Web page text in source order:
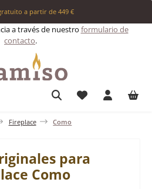
a partir de 449 €
a través de nuestro formulario de
contacto.
Tienes 0
Fireplace Como
para
Como